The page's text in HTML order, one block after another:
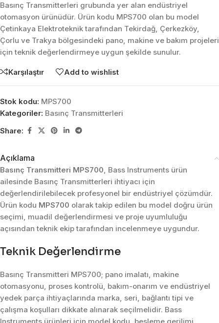
Basınç Transmitterleri grubunda yer alan endüstriyel
otomasyon ürünüdür. Ürün kodu MPS700 olan bu model
Çetinkaya Elektroteknik tarafından Tekirdağ, Çerkezköy,
Çorlu ve Trakya bölgesindeki pano, makine ve bakım projeleri
için teknik değerlendirmeye uygun şekilde sunulur.
Karşılaştır Add to wishlist
Stok kodu: MPS700
Kategoriler: Basınç Transmitterleri
Share:
Açıklama
Basınç Transmitteri MPS700, Bass Instruments ürün
ailesinde Basınç Transmitterleri ihtiyacı için
değerlendirilebilecek profesyonel bir endüstriyel çözümdür.
Ürün kodu MPS700 olarak takip edilen bu model doğru ürün
seçimi, muadil değerlendirmesi ve proje uyumluluğu
açısından teknik ekip tarafından incelenmeye uygundur.
Teknik Değerlendirme
Basınç Transmitteri MPS700; pano imalatı, makine
otomasyonu, proses kontrolü, bakım-onarım ve endüstriyel
yedek parça ihtiyaçlarında marka, seri, bağlantı tipi ve
çalışma koşulları dikkate alınarak seçilmelidir. Bass